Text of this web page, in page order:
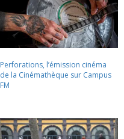
Perforations, l’émission cinéma
de la Cinémathèque sur Campus
FM